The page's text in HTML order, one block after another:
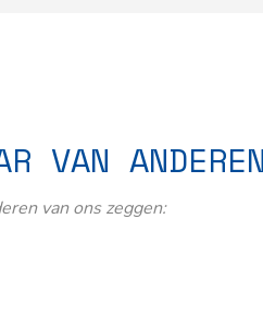
VAN ANDEREN
van ons zeggen: